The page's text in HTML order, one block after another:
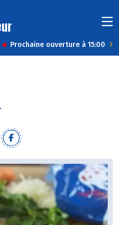
Prochaine ouverture à 15:00